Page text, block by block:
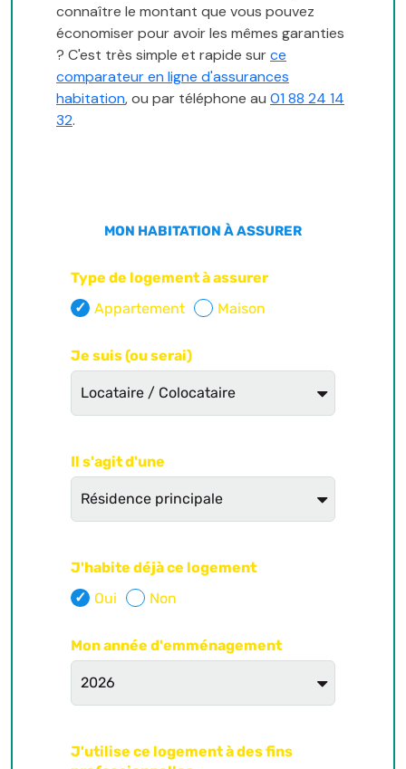
connaître le montant que vous pouvez
économiser pour avoir les mêmes garanties
? C'est très simple et rapide surce
comparateur en ligne d'assurances
habitation, ou par téléphone au 01 88 24 14
32.